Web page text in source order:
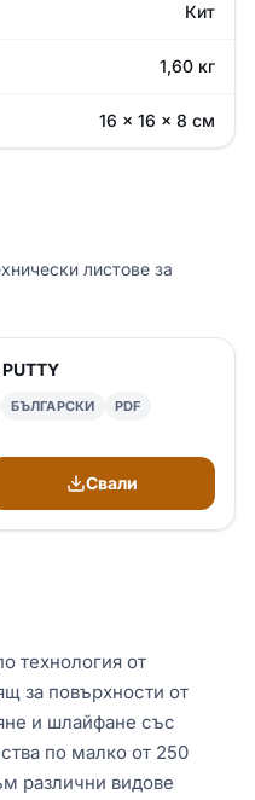
Кит
1,60 кг
16 × 16 × 8 см
листове за
БЪЛГАРСКИ PDF
Свали
технология от
за повърхности от
и шлайфане със
по малко от 250
различни видове